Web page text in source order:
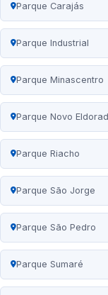
Parque Carajás
Parque Industrial
Parque Minascentro
Parque Novo
Parque Riacho
Parque São Jorge
Parque São Pedro
Parque Sumaré